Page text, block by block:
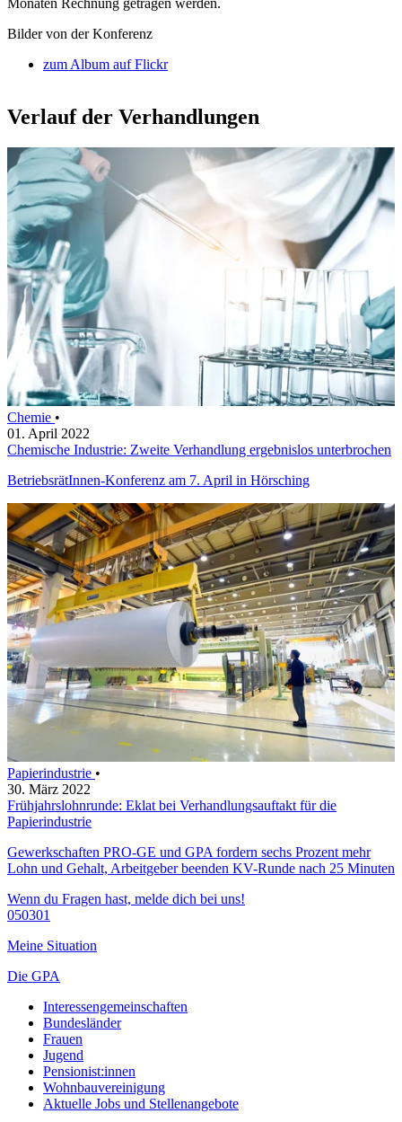
Monaten Rechnung getragen werden.
Bilder von der Konferenz
zum Album auf Flickr
Verlauf der Verhandlungen
Chemie •
01. April 2022
Chemische Industrie: Zweite Verhandlung ergebnislos unterbrochen
BetriebsrätInnen-Konferenz am 7. April in Hörsching
Papierindustrie •
30. März 2022
Frühjahrslohnrunde: Eklat bei Verhandlungsauftakt für die
Papierindustrie
Gewerkschaften PRO-GE und GPA fordern sechs Prozent mehr
Lohn und Gehalt, Arbeitgeber beenden KV-Runde nach 25 Minuten
Wenn du Fragen hast, melde dich bei uns!
050301
Meine Situation
Die GPA
Interessengemeinschaften
Bundesländer
Frauen
Jugend
Pensionist:innen
Wohnbauvereinigung
Aktuelle Jobs und Stellenangebote